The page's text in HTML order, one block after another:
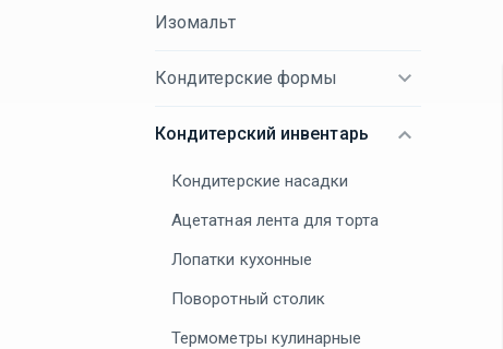
Изомальт
Кондитерские формы
Кондитерский инвентарь
Кондитерские насадки
Ацетатная лента для торта
Лопатки кухонные
Поворотный столик
Термометры кулинарные